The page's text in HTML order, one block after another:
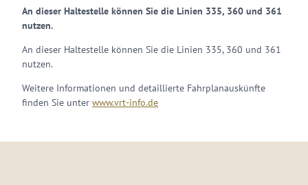
An dieser Haltestelle können Sie die Linien 335, 360 und 361
nutzen.
An dieser Haltestelle können Sie die Linien 335, 360 und 361
nutzen.
Weitere Informationen und detaillierte Fahrplanauskünfte
finden Sie unter www.vrt-info.de